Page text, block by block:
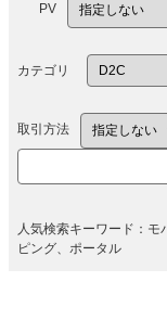
PV
カテゴリ
取引方法
人気検索キーワード：モ
ピング、ポータル